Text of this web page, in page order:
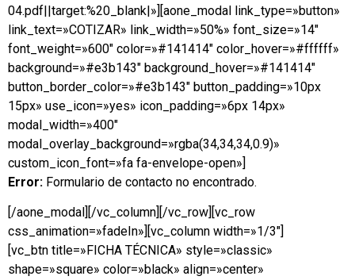
04.pdf||target:%20_blank|»][aone_modal link_type=»button»
link_text=»COTIZAR» link_width=»50%» font_size=»14″
font_weight=»600″ color=»#141414″ color_hover=»#ffffff»
background=»#e3b143″ background_hover=»#141414″
button_border_color=»#e3b143″ button_padding=»10px
15px» use_icon=»yes» icon_padding=»6px 14px»
modal_width=»400″
modal_overlay_background=»rgba(34,34,34,0.9)»
custom_icon_font=»fa fa-envelope-open»]
Error: Formulario de contacto no encontrado.
[/aone_modal][/vc_column][/vc_row][vc_row
css_animation=»fadeIn»][vc_column width=»1/3″]
[vc_btn title=»FICHA TÉCNICA» style=»classic»
shape=»square» color=»black» align=»center»